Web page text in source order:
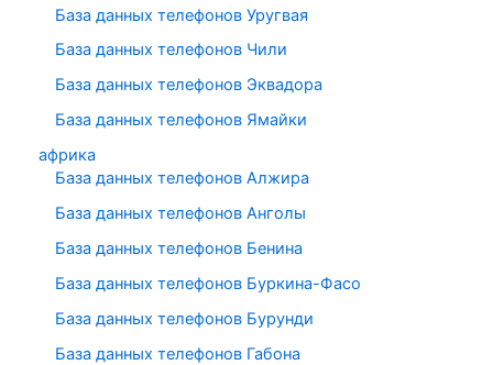
База данных телефонов Уругвая
База данных телефонов Чили
База данных телефонов Эквадора
База данных телефонов Ямайки
африка
База данных телефонов Алжира
База данных телефонов Анголы
База данных телефонов Бенина
База данных телефонов Буркина-Фасо
База данных телефонов Бурунди
База данных телефонов Габона